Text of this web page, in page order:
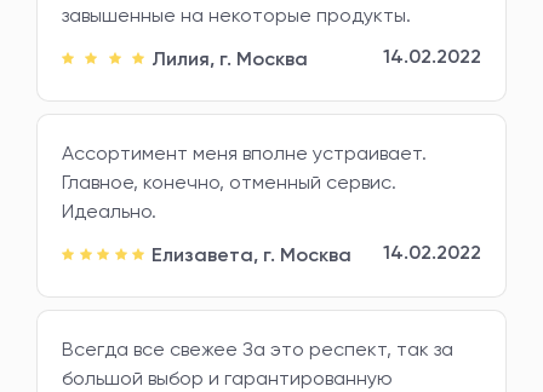
завышенные на некоторые продукты.
Лилия, г. Москва 14.02.2022
Ассортимент меня вполне устраивает.
Главное, конечно, отменный сервис.
Идеально.
Елизавета, г. Москва 14.02.2022
Всегда все свежее За это респект, так за
большой выбор и гарантированную